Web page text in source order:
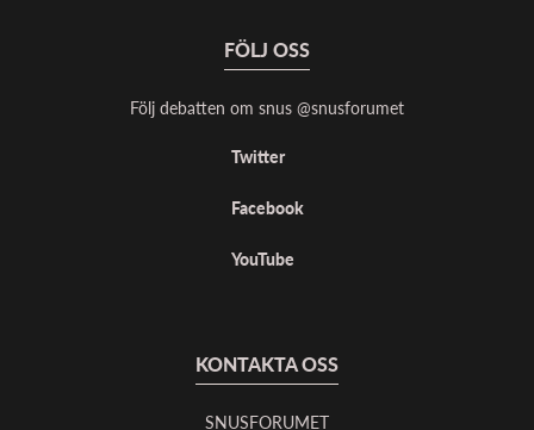
FÖLJ OSS
Följ debatten om snus @snusforumet
Twitter
Facebook
YouTube
KONTAKTA OSS
SNUSFORUMET